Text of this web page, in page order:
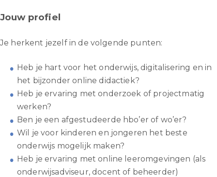
Jouw profiel
Je herkent jezelf in de volgende punten:
Heb je hart voor het onderwijs, digitalisering en in
het bijzonder online didactiek?
Heb je ervaring met onderzoek of projectmatig
werken?
Ben je een afgestudeerde hbo’er of wo’er?
Wil je voor kinderen en jongeren het beste
onderwijs mogelijk maken?
Heb je ervaring met online leeromgevingen (als
onderwijsadviseur, docent of beheerder)